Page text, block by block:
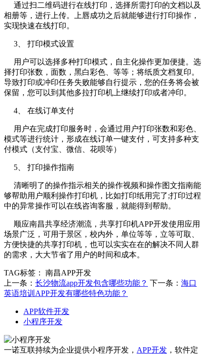
通过扫二维码进行在线打印，选择所需打印的文档以及
相册等，进行上传。上唇成功之后就能够进行打印操作，
实现快速在线打印。
3、 打印模式设置
用户可以选择多种打印模式，自主化操作更加便捷。选
择打印张数，面数，黑白彩色、等等；将纸质文档复印。
导致打印或冲印任务失败能够自行提示，您的任务将会被
保留，您可以到其他多拉打印机上继续打印或者冲印。
4、 在线订单支付
用户在完成打印服务时，会通过用户打印张数和彩色、
模式等进行统计，形成在线订单一键支付，可支持多种支
付模式（支付宝、微信、花呗等）
5、 打印操作指南
清晰明了的操作指示相关的操作视频和操作图文指南能
够帮助用户顺利操作打印机，比如打印纸用完了;打印过程
中的异常操作可以在线咨询客服，就能得到帮助。
顺应南昌共享经济潮流，共享打印机APP开发使用应用
场景广泛，可用于景区，校内外，单位等等，立等可取、
方便快捷的共享打印机，也可以实实在在的解决不同人群
的需求，大大节省了用户的时间和成本。
TAG标签：
南昌APP开发
上一条： 长沙物流app开发包含哪些功能？ 下一条： 海口
英语培训APP开发有哪些特色功能？
APP软件开发
小程序开发
一诺互联持续为企业提供小程序开发， APP开发 ，软件定